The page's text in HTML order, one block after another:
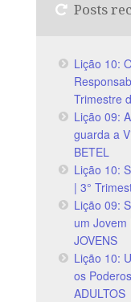
Posts
Lição 10:
Trimestre
Lição 09:
guarda a
BETEL
Lição 10:
| 3°
Lição 09:
um Jovem
JOVENS
Lição 10:
os
ADULTOS